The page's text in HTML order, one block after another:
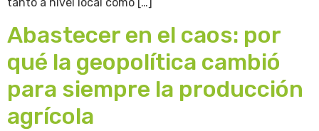
Abastecer en el caos: por
qué la geopolítica cambió
para siempre la producción
agrícola